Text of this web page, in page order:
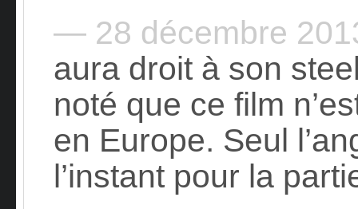
— 28 décembre
aura droit à son
noté que ce film
en Europe. Seul
l’instant pour la